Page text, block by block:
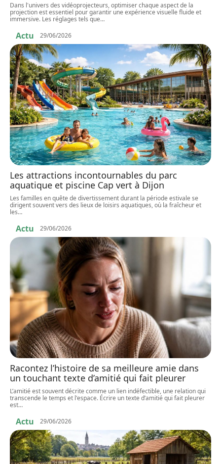
Dans l'univers des vidéoprojecteurs, optimiser chaque aspect de la
projection est essentiel pour garantir une expérience visuelle fluide et
immersive. Les réglages tels que…
Actu 29/06/2026
Les attractions incontournables du parc
aquatique et piscine Cap vert à Dijon
Les familles en quête de divertissement durant la période estivale se
dirigent souvent vers des lieux de loisirs aquatiques, où la fraîcheur et
les…
Actu 29/06/2026
Racontez l’histoire de sa meilleure amie dans
un touchant texte d’amitié qui fait pleurer
L’amitié est souvent décrite comme un lien indéfectible, une relation qui
transcende le temps et l'espace. Écrire un texte d’amitié qui fait pleurer
est…
Actu 29/06/2026